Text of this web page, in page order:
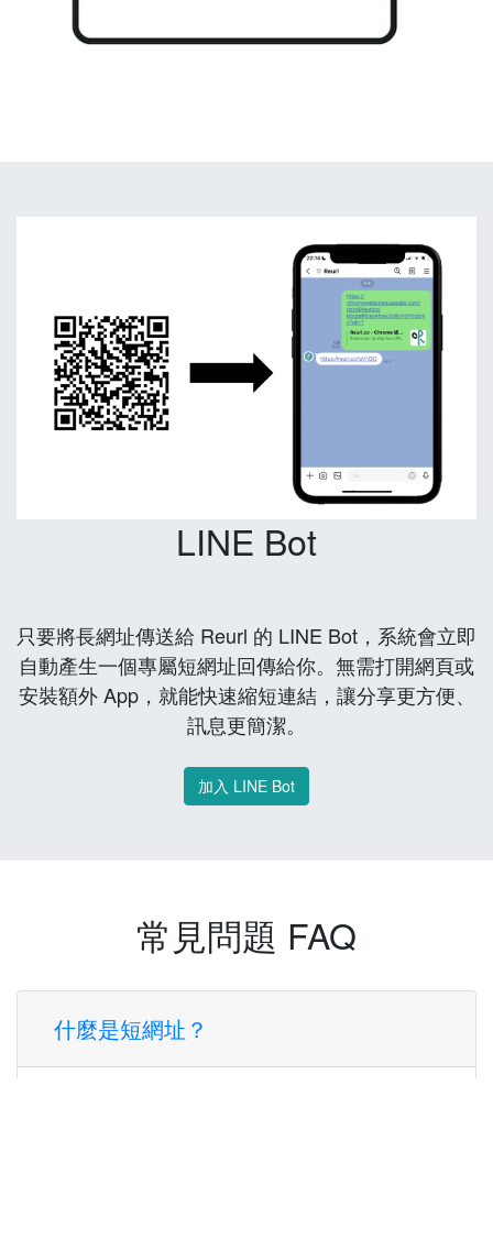
LINE Bot
只要將長網址傳送給 Reurl 的 LINE Bot，系統會立即
自動產生一個專屬短網址回傳給你。無需打開網頁或
安裝額外 App，就能快速縮短連結，讓分享更方便、
訊息更簡潔。
加入 LINE Bot
常見問題 FAQ
什麼是短網址？